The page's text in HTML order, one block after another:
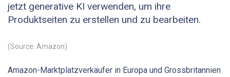
jetzt generative KI verwenden, um ihre
Produktseiten zu erstellen und zu bearbeiten.
(Source: Amazon)
Amazon-Marktplatzverkäufer in Europa und Grossbritannien